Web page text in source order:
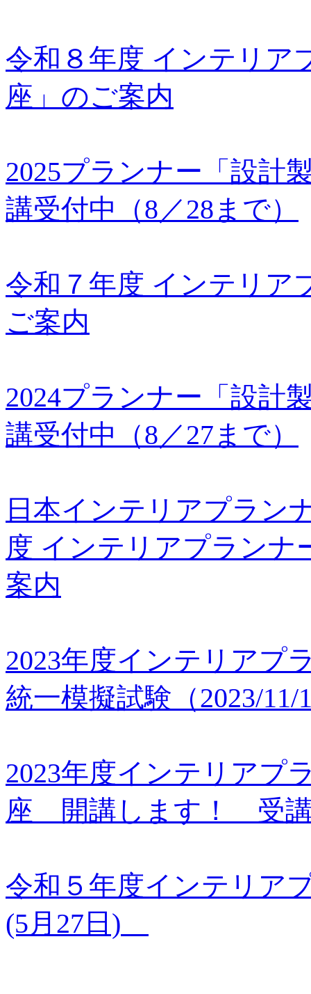
令和８年度 インテリア
座」のご案内
2025プランナー「設計
講受付中（8／28まで）
令和７年度 インテリア
ご案内
2024プランナー「設計
講受付中（8／27まで）
日本インテリアプラン
度 インテリアプランナ
案内
2023年度インテリアプ
統一模擬試験（2023/11/
2023年度インテリアプ
座 開講します！ 受講
令和５年度インテリア
(5月27日)